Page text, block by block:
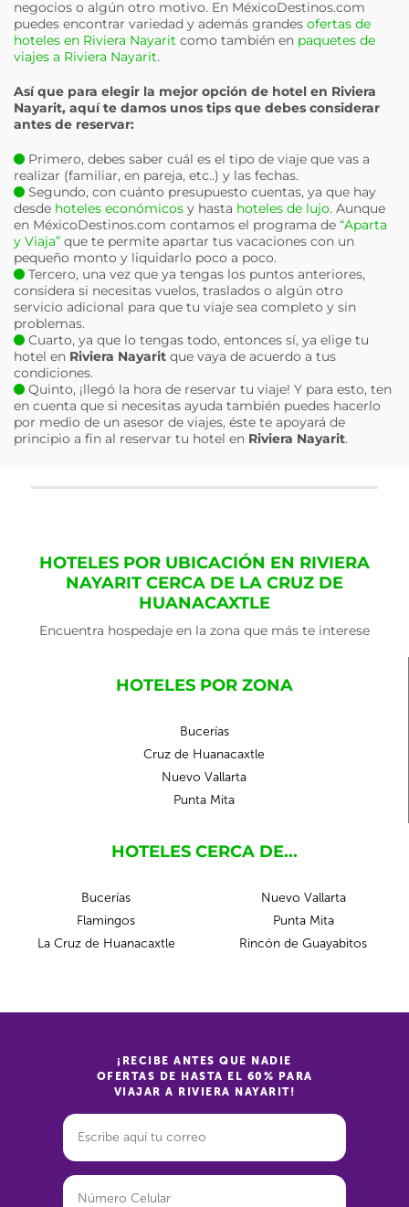
negocios o algún otro motivo. En MéxicoDestinos.com
puedes encontrar variedad y además grandes ofertas de
hoteles en Riviera Nayarit como también en paquetes de
viajes a Riviera Nayarit.
Así que para elegir la mejor opción de hotel en Riviera
Nayarit, aquí te damos unos tips que debes considerar
antes de reservar:
Primero, debes saber cuál es el tipo de viaje que vas a
realizar (familiar, en pareja, etc..) y las fechas.
Segundo, con cuánto presupuesto cuentas, ya que hay
desde hoteles económicos y hasta hoteles de lujo. Aunque
en MéxicoDestinos.com contamos el programa de “Aparta
y Viaja” que te permite apartar tus vacaciones con un
pequeño monto y liquidarlo poco a poco.
Tercero, una vez que ya tengas los puntos anteriores,
considera si necesitas vuelos, traslados o algún otro
servicio adicional para que tu viaje sea completo y sin
problemas.
Cuarto, ya que lo tengas todo, entonces sí, ya elige tu
hotel en Riviera Nayarit que vaya de acuerdo a tus
condiciones.
Quinto, ¡llegó la hora de reservar tu viaje! Y para esto, ten
en cuenta que si necesitas ayuda también puedes hacerlo
por medio de un asesor de viajes, éste te apoyará de
principio a fin al reservar tu hotel en Riviera Nayarit.
HOTELES POR UBICACIÓN EN RIVIERA
NAYARIT CERCA DE LA CRUZ DE
HUANACAXTLE
Encuentra hospedaje en la zona que más te interese
HOTELES POR ZONA
Bucerías
Cruz de Huanacaxtle
Nuevo Vallarta
Punta Mita
HOTELES CERCA DE...
Bucerías
Flamingos
La Cruz de Huanacaxtle
Nuevo Vallarta
Punta Mita
Rincón de Guayabitos
¡RECIBE ANTES QUE NADIE
OFERTAS DE HASTA EL 60% PARA
VIAJAR A RIVIERA NAYARIT!